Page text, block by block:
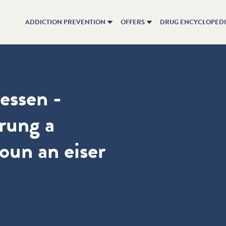
ADDICTION PREVENTION OFFERS DRUG
-
a
an eiser